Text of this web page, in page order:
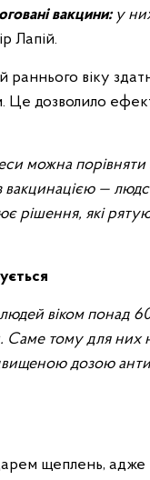
вакцини:у
Лапій.
раннього віку
Це дозволило
можна порівняти
вакцинацією —
рішення, які
віком понад
Саме тому для
дозою
щеплень, адже